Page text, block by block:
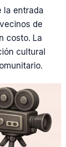
la entrada
de
costo. La
cultural